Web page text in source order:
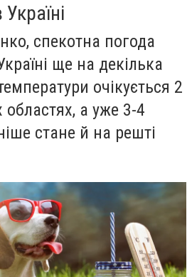
спекотна погода
ще на декілька
очікується 2
областях, а уже 3-4
стане й на решті